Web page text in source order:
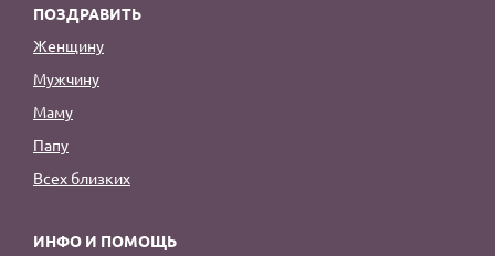
ПОЗДРАВИТЬ
Женщину
Мужчину
Маму
Папу
Всех близких
ИНФО И ПОМОЩЬ